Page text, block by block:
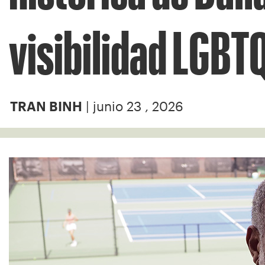
visibilidad
TRAN BINH | junio 23 , 2026